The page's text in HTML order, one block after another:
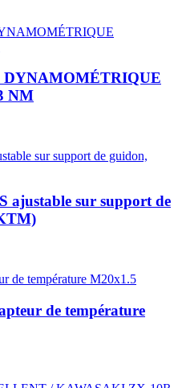
DYNAMOMÉTRIQUE
NM
ajustable sur support de
de température